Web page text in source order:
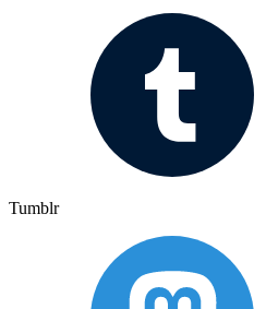
Tumblr